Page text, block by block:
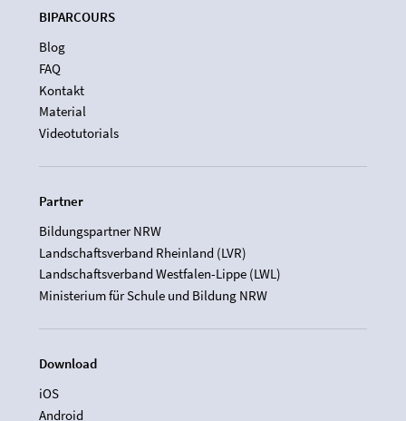
BIPARCOURS
Blog
FAQ
Kontakt
Material
Videotutorials
Partner
Bildungspartner NRW
Landschaftsverband Rheinland (LVR)
Landschaftsverband Westfalen-Lippe (LWL)
Ministerium für Schule und Bildung NRW
Download
iOS
Android